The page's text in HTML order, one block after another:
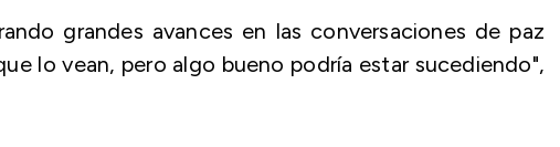
grandes avances en las conversaciones de paz
lo vean, pero algo bueno podría estar sucediendo",